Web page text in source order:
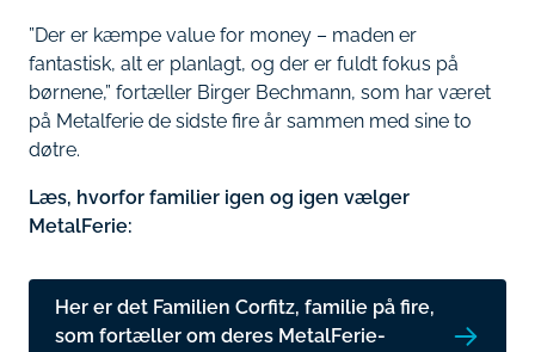
”Der er kæmpe value for money – maden er
fantastisk, alt er planlagt, og der er fuldt fokus på
børnene,” fortæller Birger Bechmann, som har været
på Metalferie de sidste fire år sammen med sine to
døtre.
Læs, hvorfor familier igen og igen vælger
MetalFerie:
Her er det Familien Corfitz, familie på fire,
som fortæller om deres MetalFerie-